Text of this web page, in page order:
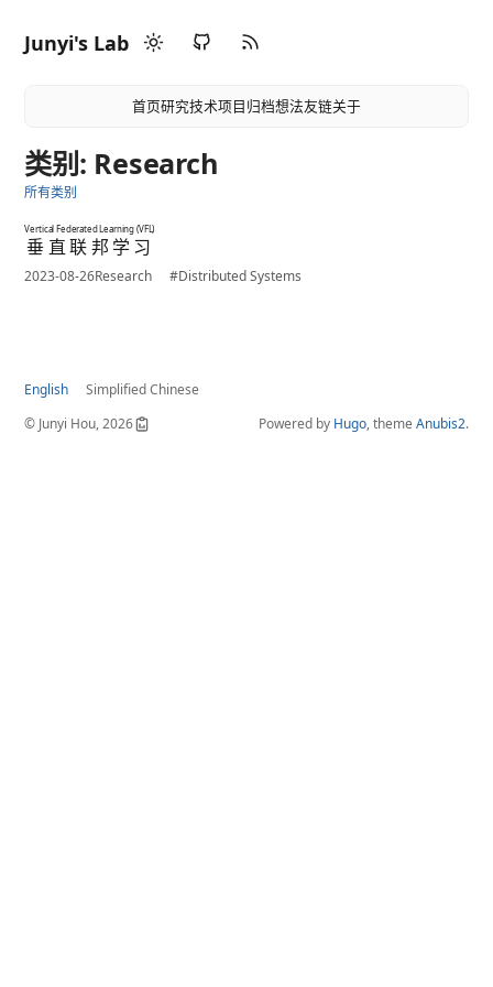
Junyi's Lab
首页研究技术项目归档想法友链关于
类别: Research
所有类别
垂直联邦学习
Vertical Federated Learning (VFL)
2023-08-26Research #Distributed Systems
English
Simplified Chinese
© Junyi Hou, 2026
Powered by Hugo, theme Anubis2.